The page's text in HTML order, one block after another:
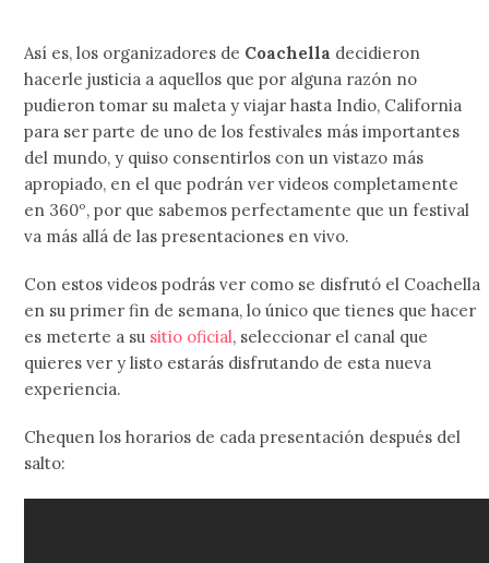
Así es, los organizadores de Coachella decidieron
hacerle justicia a aquellos que por alguna razón no
pudieron tomar su maleta y viajar hasta Indio, California
para ser parte de uno de los festivales más importantes
del mundo, y quiso consentirlos con un vistazo más
apropiado, en el que podrán ver videos completamente
en 360º, por que sabemos perfectamente que un festival
va más allá de las presentaciones en vivo.
Con estos videos podrás ver como se disfrutó el Coachella
en su primer fin de semana, lo único que tienes que hacer
es meterte a su sitio oficial, seleccionar el canal que
quieres ver y listo estarás disfrutando de esta nueva
experiencia.
Chequen los horarios de cada presentación después del
salto: